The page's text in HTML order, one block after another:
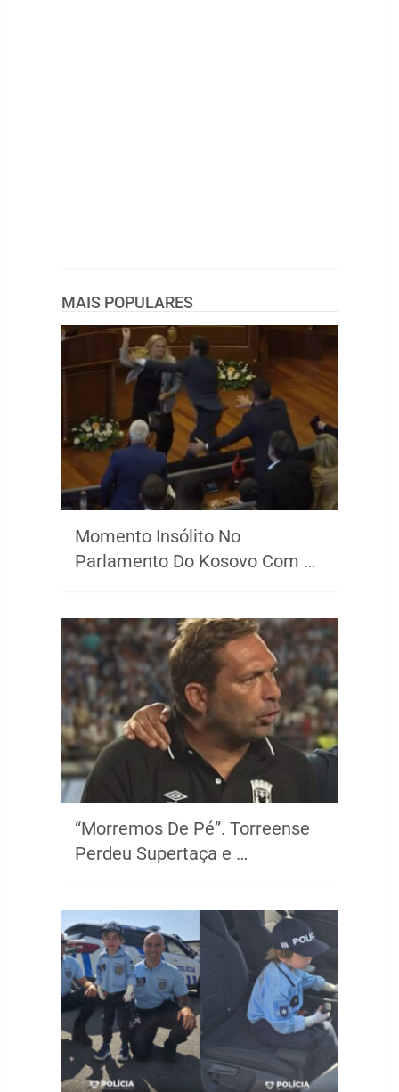
MAIS POPULARES
Momento Insólito No
Parlamento Do Kosovo Com …
“Morremos De Pé”. Torreense
Perdeu Supertaça e …